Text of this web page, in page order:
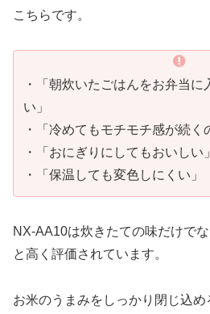
こちらです。
・「朝炊いたごはんをお弁当
い」
・「冷めてもモチモチ感が続く
・「おにぎりにしてもおいしい」
・「保温しても変色しにくい」
NX-AA10は炊きたての味だけで
と高く評価されています。
お米のうまみをしっかり閉じ込